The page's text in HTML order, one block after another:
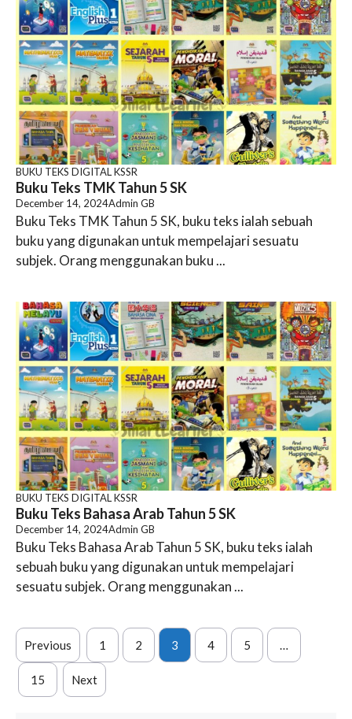
BUKU TEKS DIGITAL KSSR
Buku Teks TMK Tahun 5 SK
December 14, 2024Admin GB
Buku Teks TMK Tahun 5 SK, buku teks ialah sebuah
buku yang digunakan untuk mempelajari sesuatu
subjek. Orang menggunakan buku ...
BUKU TEKS DIGITAL KSSR
Buku Teks Bahasa Arab Tahun 5 SK
December 14, 2024Admin GB
Buku Teks Bahasa Arab Tahun 5 SK, buku teks ialah
sebuah buku yang digunakan untuk mempelajari
sesuatu subjek. Orang menggunakan ...
Previous 1 2 3 4 5 …
15 Next